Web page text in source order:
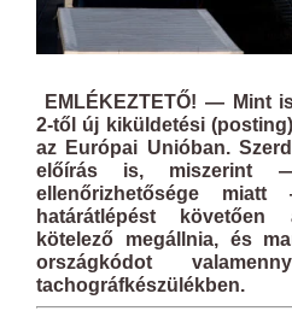
EMLÉKEZTETŐ! — Mint
2-től új kiküldetési
az Európai Unióban.
előírás is, miszerint
ellenőrizhetősége
határátlépést követően
kötelező megállnia, és
országkódot
tachográfkészülékben.